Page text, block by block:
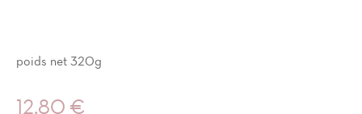
poids net 320g
12,80 €